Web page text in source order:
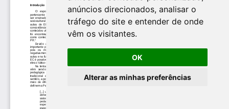
anúncios direcionados, analisar o
tráfego do site e entender de onde
vêm os visitantes.
OK
Alterar as minhas preferências